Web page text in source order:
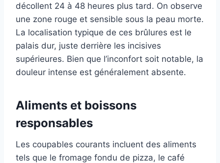
décollent 24 à 48 heures plus tard. On observe
une zone rouge et sensible sous la peau morte.
La localisation typique de ces brûlures est le
palais dur, juste derrière les incisives
supérieures. Bien que l’inconfort soit notable, la
douleur intense est généralement absente.
Aliments et boissons
responsables
Les coupables courants incluent des aliments
tels que le fromage fondu de pizza, le café